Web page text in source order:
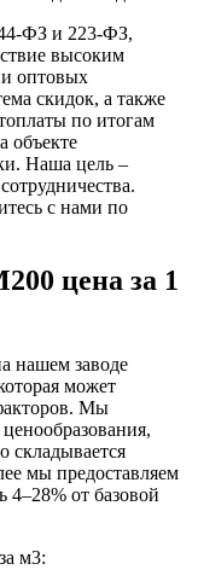
ФЗ и 223-ФЗ,
высоким
оптовых
скидок, а также
по итогам
объекте
Наша цель –
с нами по
цена за 1
нашем заводе
может
Мы
складывается
мы предоставляем
4–28% от базовой
м3: